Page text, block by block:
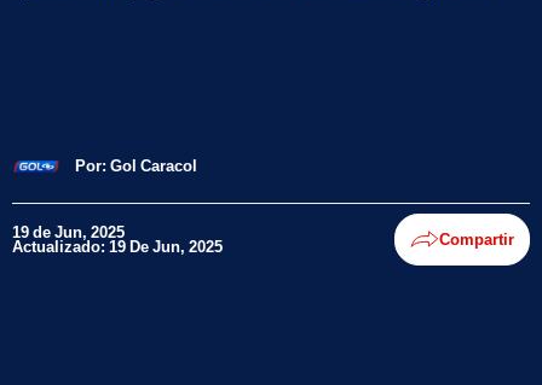
Por: Gol Caracol
19 de Jun, 2025
Actualizado: 19 De Jun, 2025 Compartir